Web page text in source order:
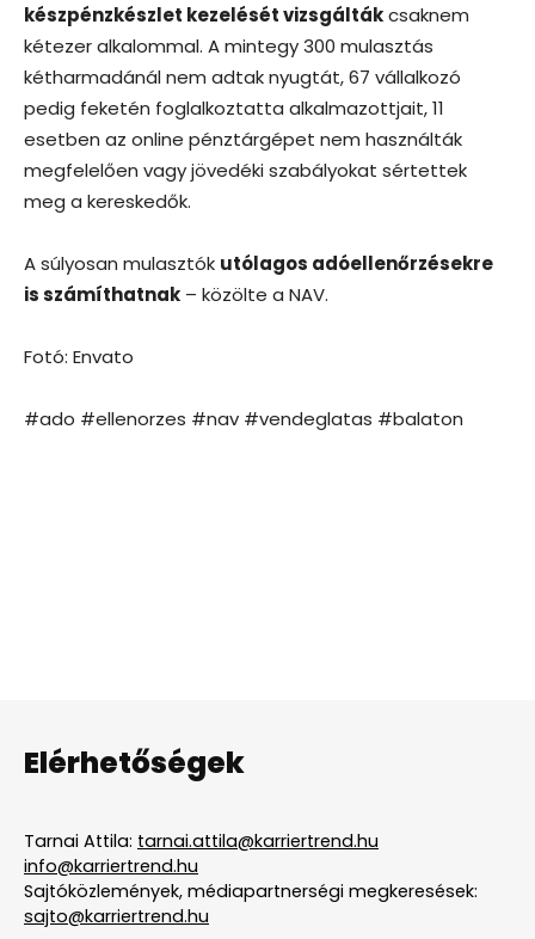
készpénzkészlet kezelését vizsgáltákcsaknem
kétezer alkalommal. A mintegy 300 mulasztás
kétharmadánál nem adtak nyugtát, 67 vállalkozó
pedig feketén foglalkoztatta alkalmazottjait, 11
esetben az online pénztárgépet nem használták
megfelelően vagy jövedéki szabályokat sértettek
meg a kereskedők.
A súlyosan mulasztók utólagos adóellenőrzésekre
is számíthatnak – közölte a NAV.
Fotó: Envato
#ado #ellenorzes #nav #vendeglatas #balaton
Elérhetőségek
Tarnai Attila: tarnai.attila@karriertrend.hu
info@karriertrend.hu
Sajtóközlemények, médiapartnerségi megkeresések:
sajto@karriertrend.hu